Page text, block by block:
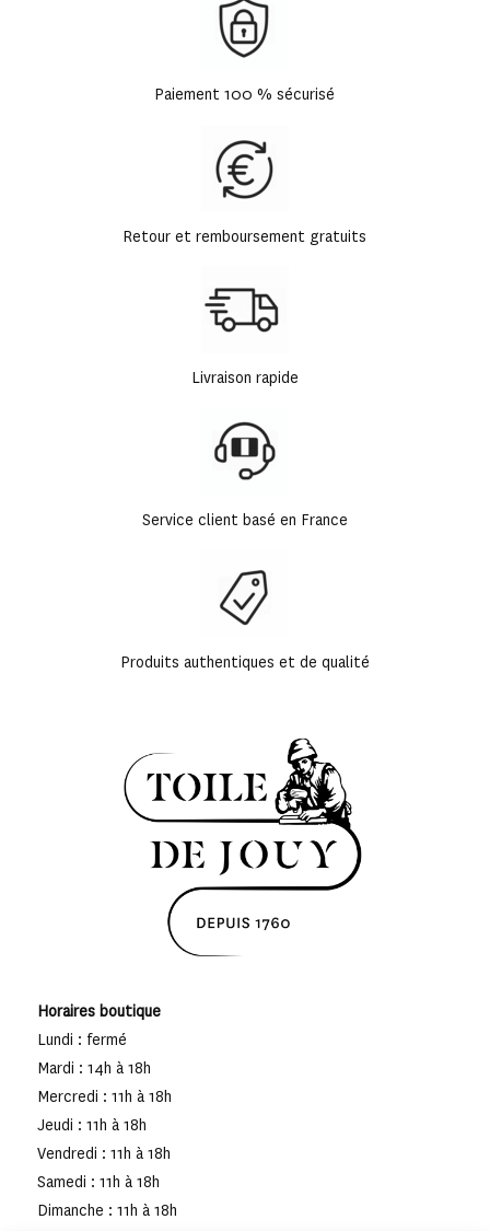
Paiement 100 % sécurisé
Retour et remboursement gratuits
Livraison rapide
Service client basé en France
Produits authentiques et de qualité
Horaires boutique
Lundi : fermé
Mardi : 14h à 18h
Mercredi : 11h à 18h
Jeudi : 11h à 18h
Vendredi : 11h à 18h
Samedi : 11h à 18h
Dimanche : 11h à 18h